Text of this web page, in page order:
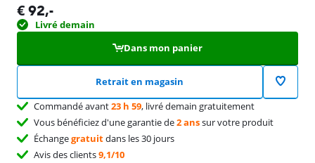
€ 92,-
Livré demain
Dans mon panier
Retrait en magasin
Commandé avant23 h 59, livré demain gratuitement
Vous bénéficiez d'une garantie de2 anssur votre produit
Échangegratuitdans les 30 jours
Avis des clients9,1/10